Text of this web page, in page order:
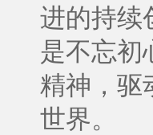
进的持续
是不忘初
精神，驱
世界。